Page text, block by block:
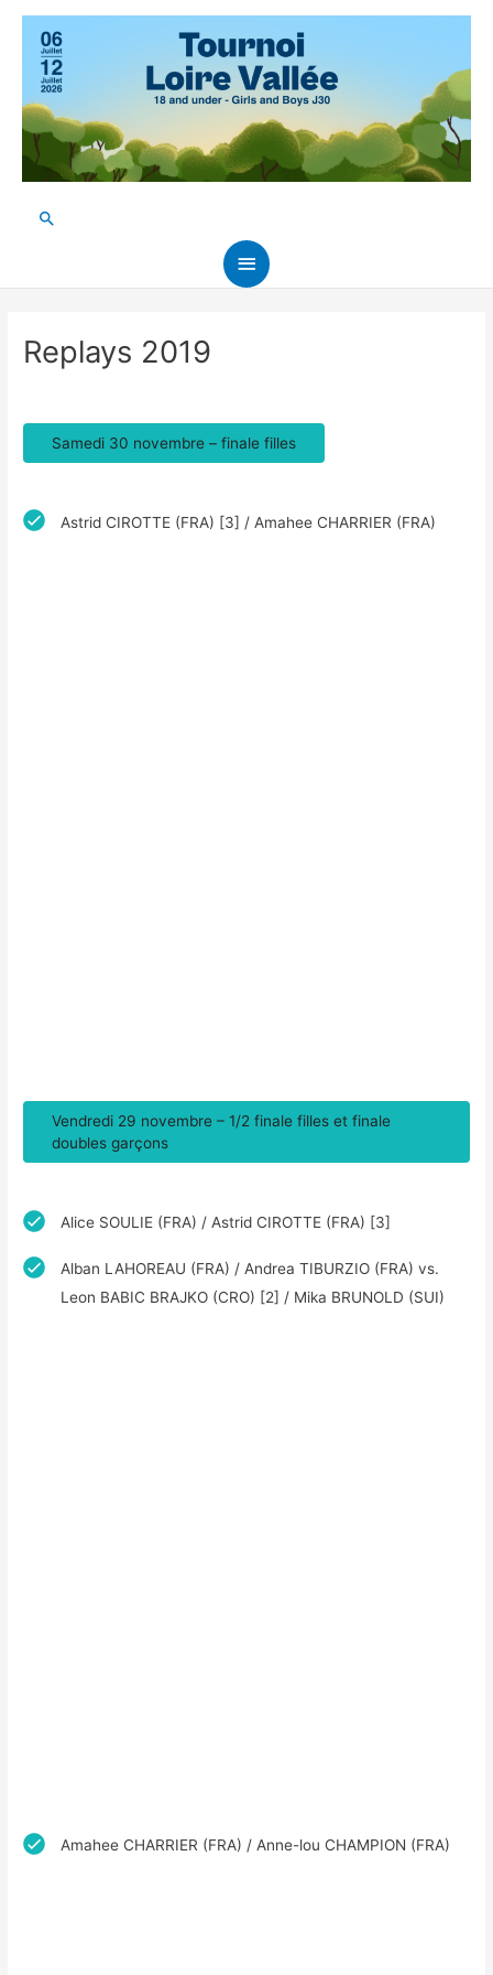
Aller
contenu
Menu
Rechercher
Replays 2019
Samedi 30 novembre – finale filles
Astrid CIROTTE (FRA) [3] / Amahee CHARRIER (FRA)
Vendredi 29 novembre – 1/2 finale filles et finale
doubles garçons
Alice SOULIE (FRA) / Astrid CIROTTE (FRA) [3]
Alban LAHOREAU (FRA) / Andrea TIBURZIO (FRA) vs.
Leon BABIC BRAJKO (CRO) [2] / Mika BRUNOLD (SUI)
Amahee CHARRIER (FRA) / Anne-lou CHAMPION (FRA)